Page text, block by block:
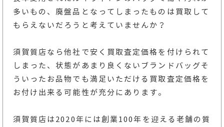
多いもの、廃盤品となってしまったものは買取して
もらえないだろうと考えていませんか？
須賀質店なら他社で安く買取査定価格を付けられて
しまった、状態があまり良くないブランドバッグそ
ういったお品物でも満足いただける買取査定価格を
お付け出来る可能性が充分にあります。
須賀質店は2020年には創業100年を迎える老舗の質